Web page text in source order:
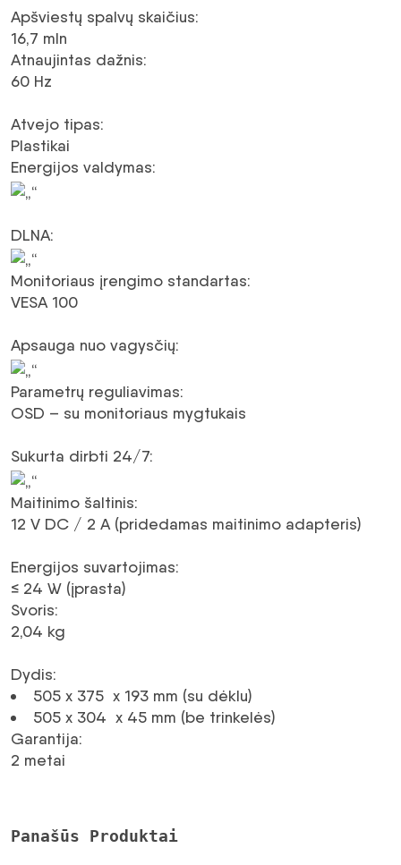
Apšviestų spalvų skaičius:
16,7 mln
Atnaujintas dažnis:
60 Hz
Atvejo tipas:
Plastikai
Energijos valdymas:
DLNA:
Monitoriaus įrengimo standartas:
VESA 100
Apsauga nuo vagysčių:
Parametrų reguliavimas:
OSD – su monitoriaus mygtukais
Sukurta dirbti 24/7:
Maitinimo šaltinis:
12 V DC / 2 A (pridedamas maitinimo adapteris)
Energijos suvartojimas:
≤ 24 W (įprasta)
Svoris:
2,04 kg
Dydis:
505 x 375 x 193 mm (su dėklu)
505 x 304 x 45 mm (be trinkelės)
Garantija:
2 metai
Panašūs Produktai